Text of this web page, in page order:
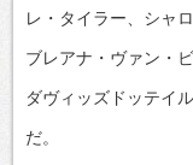
レ・タイラー、シャ
ブレアナ・ヴァン・
ダヴィッズドッテイ
だ。